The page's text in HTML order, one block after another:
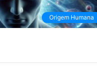
Origem Humana